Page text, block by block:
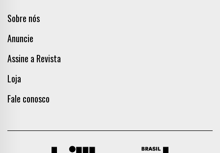
Sobre nós
Anuncie
Assine a Revista
Loja
Fale conosco